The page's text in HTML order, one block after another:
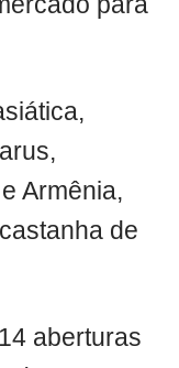
Armênia,
de
aberturas